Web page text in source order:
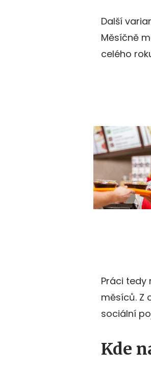
Další
Měsíčně
celého
Práci tedy
měsíců. Z
sociální
Kde